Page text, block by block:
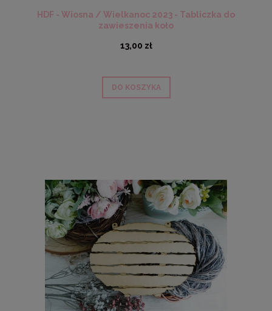
HDF - Wiosna / Wielkanoc 2023 - Tabliczka do
zawieszenia koło
13,00 zł
DO KOSZYKA